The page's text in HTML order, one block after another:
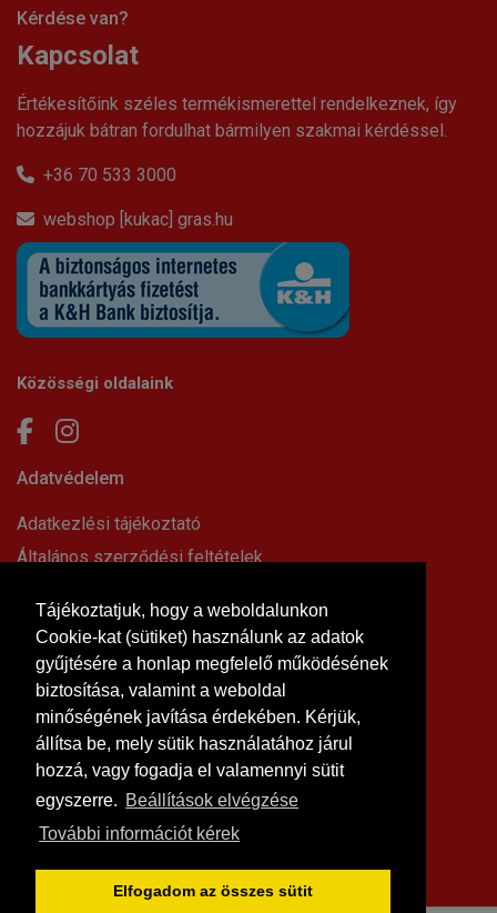
Tájékoztatjuk, hogy a weboldalunkon
Cookie-kat (sütiket) használunk az adatok
gyűjtésére a honlap megfelelő működésének
biztosítása, valamint a weboldal
minőségének javítása érdekében. Kérjük,
állítsa be, mely sütik használatához járul
hozzá, vagy fogadja el valamennyi sütit
egyszerre. Beállítások elvégzése
További információt kérek
Elfogadom az összes sütit
Kérdése van?
Kapcsolat
Értékesítőink széles termékismerettel rendelkeznek, így
hozzájuk bátran fordulhat bármilyen szakmai kérdéssel.
+36 70 533 3000
webshop [kukac] gras.hu
Közösségi oldalaink
Adatvédelem
Adatkezlési tájékoztató
Általános szerződési feltételek
Impresszum
Süti beállítások
Információk
Hírek, cikkek
Kapcsolat
Letölthető dokumentumok
Rólunk
Vásárlási feltételek